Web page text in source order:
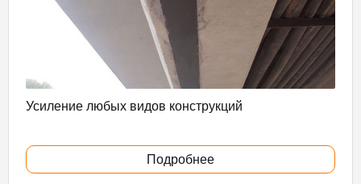
Усиление любых видов конструкций
Подробнее